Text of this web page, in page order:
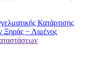
Κατάρτισης
− Λιμένος